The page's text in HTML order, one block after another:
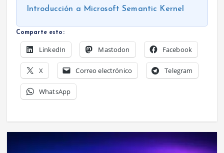
Introducción a Microsoft Semantic Kernel
Comparte esto:
LinkedIn Mastodon Facebook
X Correo electrónico Telegram
WhatsApp